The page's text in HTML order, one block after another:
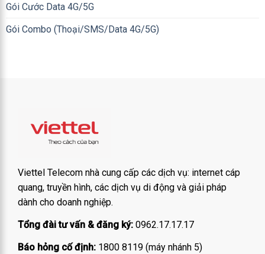
Gói Cước Data 4G/5G
Gói Combo (Thoại/SMS/Data 4G/5G)
Viettel Telecom nhà cung cấp các dịch vụ: internet cáp
quang, truyền hình, các dịch vụ di động và giải pháp
dành cho doanh nghiệp.
Tổng đài tư vấn & đăng ký: 0962.17.17.17
Báo hỏng cố định: 1800 8119 (máy nhánh 5)